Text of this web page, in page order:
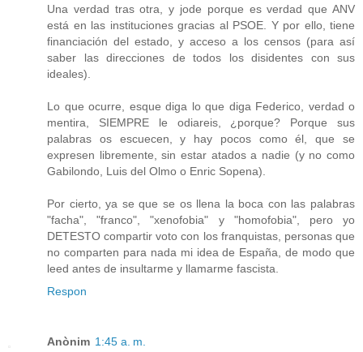
Una verdad tras otra, y jode porque es verdad que ANV
está en las instituciones gracias al PSOE. Y por ello, tiene
financiación del estado, y acceso a los censos (para así
saber las direcciones de todos los disidentes con sus
ideales).
Lo que ocurre, esque diga lo que diga Federico, verdad o
mentira, SIEMPRE le odiareis, ¿porque? Porque sus
palabras os escuecen, y hay pocos como él, que se
expresen libremente, sin estar atados a nadie (y no como
Gabilondo, Luis del Olmo o Enric Sopena).
Por cierto, ya se que se os llena la boca con las palabras
"facha", "franco", "xenofobia" y "homofobia", pero yo
DETESTO compartir voto con los franquistas, personas que
no comparten para nada mi idea de España, de modo que
leed antes de insultarme y llamarme fascista.
Respon
Anònim 1:45 a. m.